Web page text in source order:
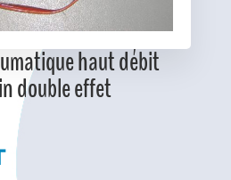
haut débit
double effet